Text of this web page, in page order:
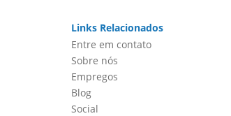
Links Relacionados
Entre em contato
Sobre nós
Empregos
Blog
Social